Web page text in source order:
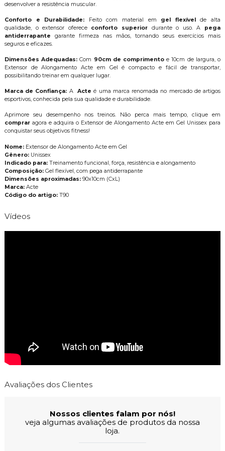
desenvolver a resistência muscular.
Conforto e Durabilidade: Feito com material em gel flexívelde alta
qualidade, o extensor oferece conforto superior durante o uso. A pega
antiderrapante garante firmeza nas mãos, tornando seus exercícios mais
seguros e eficazes.
Dimensões Adequadas: Com 90cm de comprimento e 10cm de largura, o
Extensor de Alongamento Acte em Gel é compacto e fácil de transportar,
possibilitando treinar em qualquer lugar.
Marca de Confiança: AActe é uma marca renomada no mercado de artigos
esportivos, conhecida pela sua qualidade e durabilidade.
Aprimore seu desempenho nos treinos. Não perca mais tempo, clique em
compraragora e adquira o Extensor de Alongamento Acte em Gel Unissex para
conquistar seus objetivos fitness!
Nome:Extensor de Alongamento Acte em Gel
Gênero:Unissex
Indicado para:Treinamento funcional, força, resistência e alongamento
Composição:Gel flexível, com pega antiderrapante
Dimensões aproximadas:90x10cm (CxL)
Marca: Acte
Código do artigo:T90
Vídeos
Avaliações dos Clientes
Nossos clientes falam por nós!
veja algumas avaliações de produtos da nossa
loja.